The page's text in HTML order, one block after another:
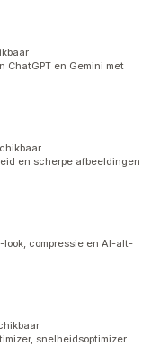
ChatGPT en Gemini met
en scherpe afbeeldingen
compressie en AI-alt-
snelheidsoptimizer